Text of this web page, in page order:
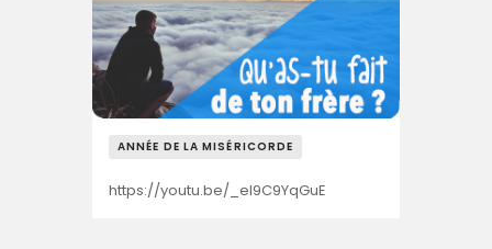
ANNÉE DE LA MISÉRICORDE
https://youtu.be/_el9C9YqGuE